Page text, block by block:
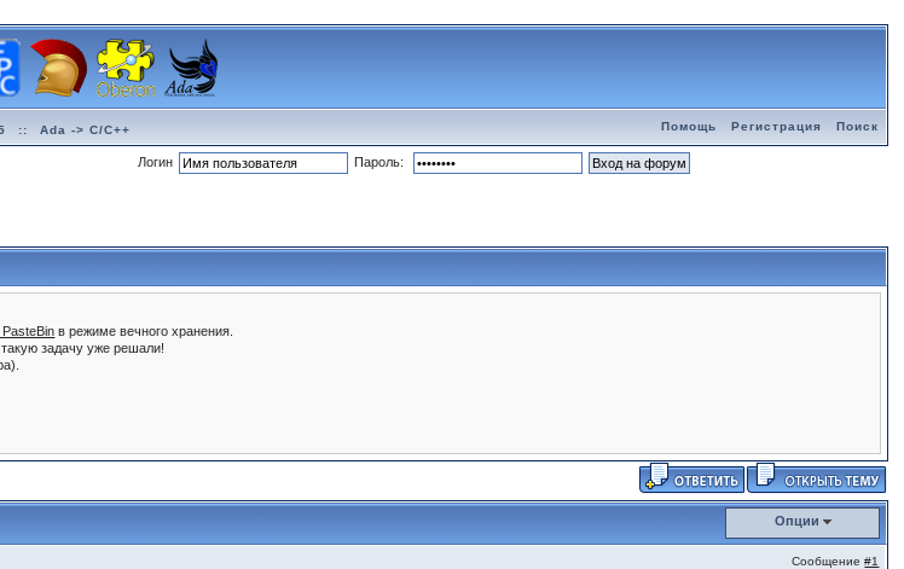
:: Ada -> C/C++ Помощь Регистрация Поиск
Логин Пароль:
в режиме вечного хранения.
такую задачу уже решали!
Опции
Сообщение#1